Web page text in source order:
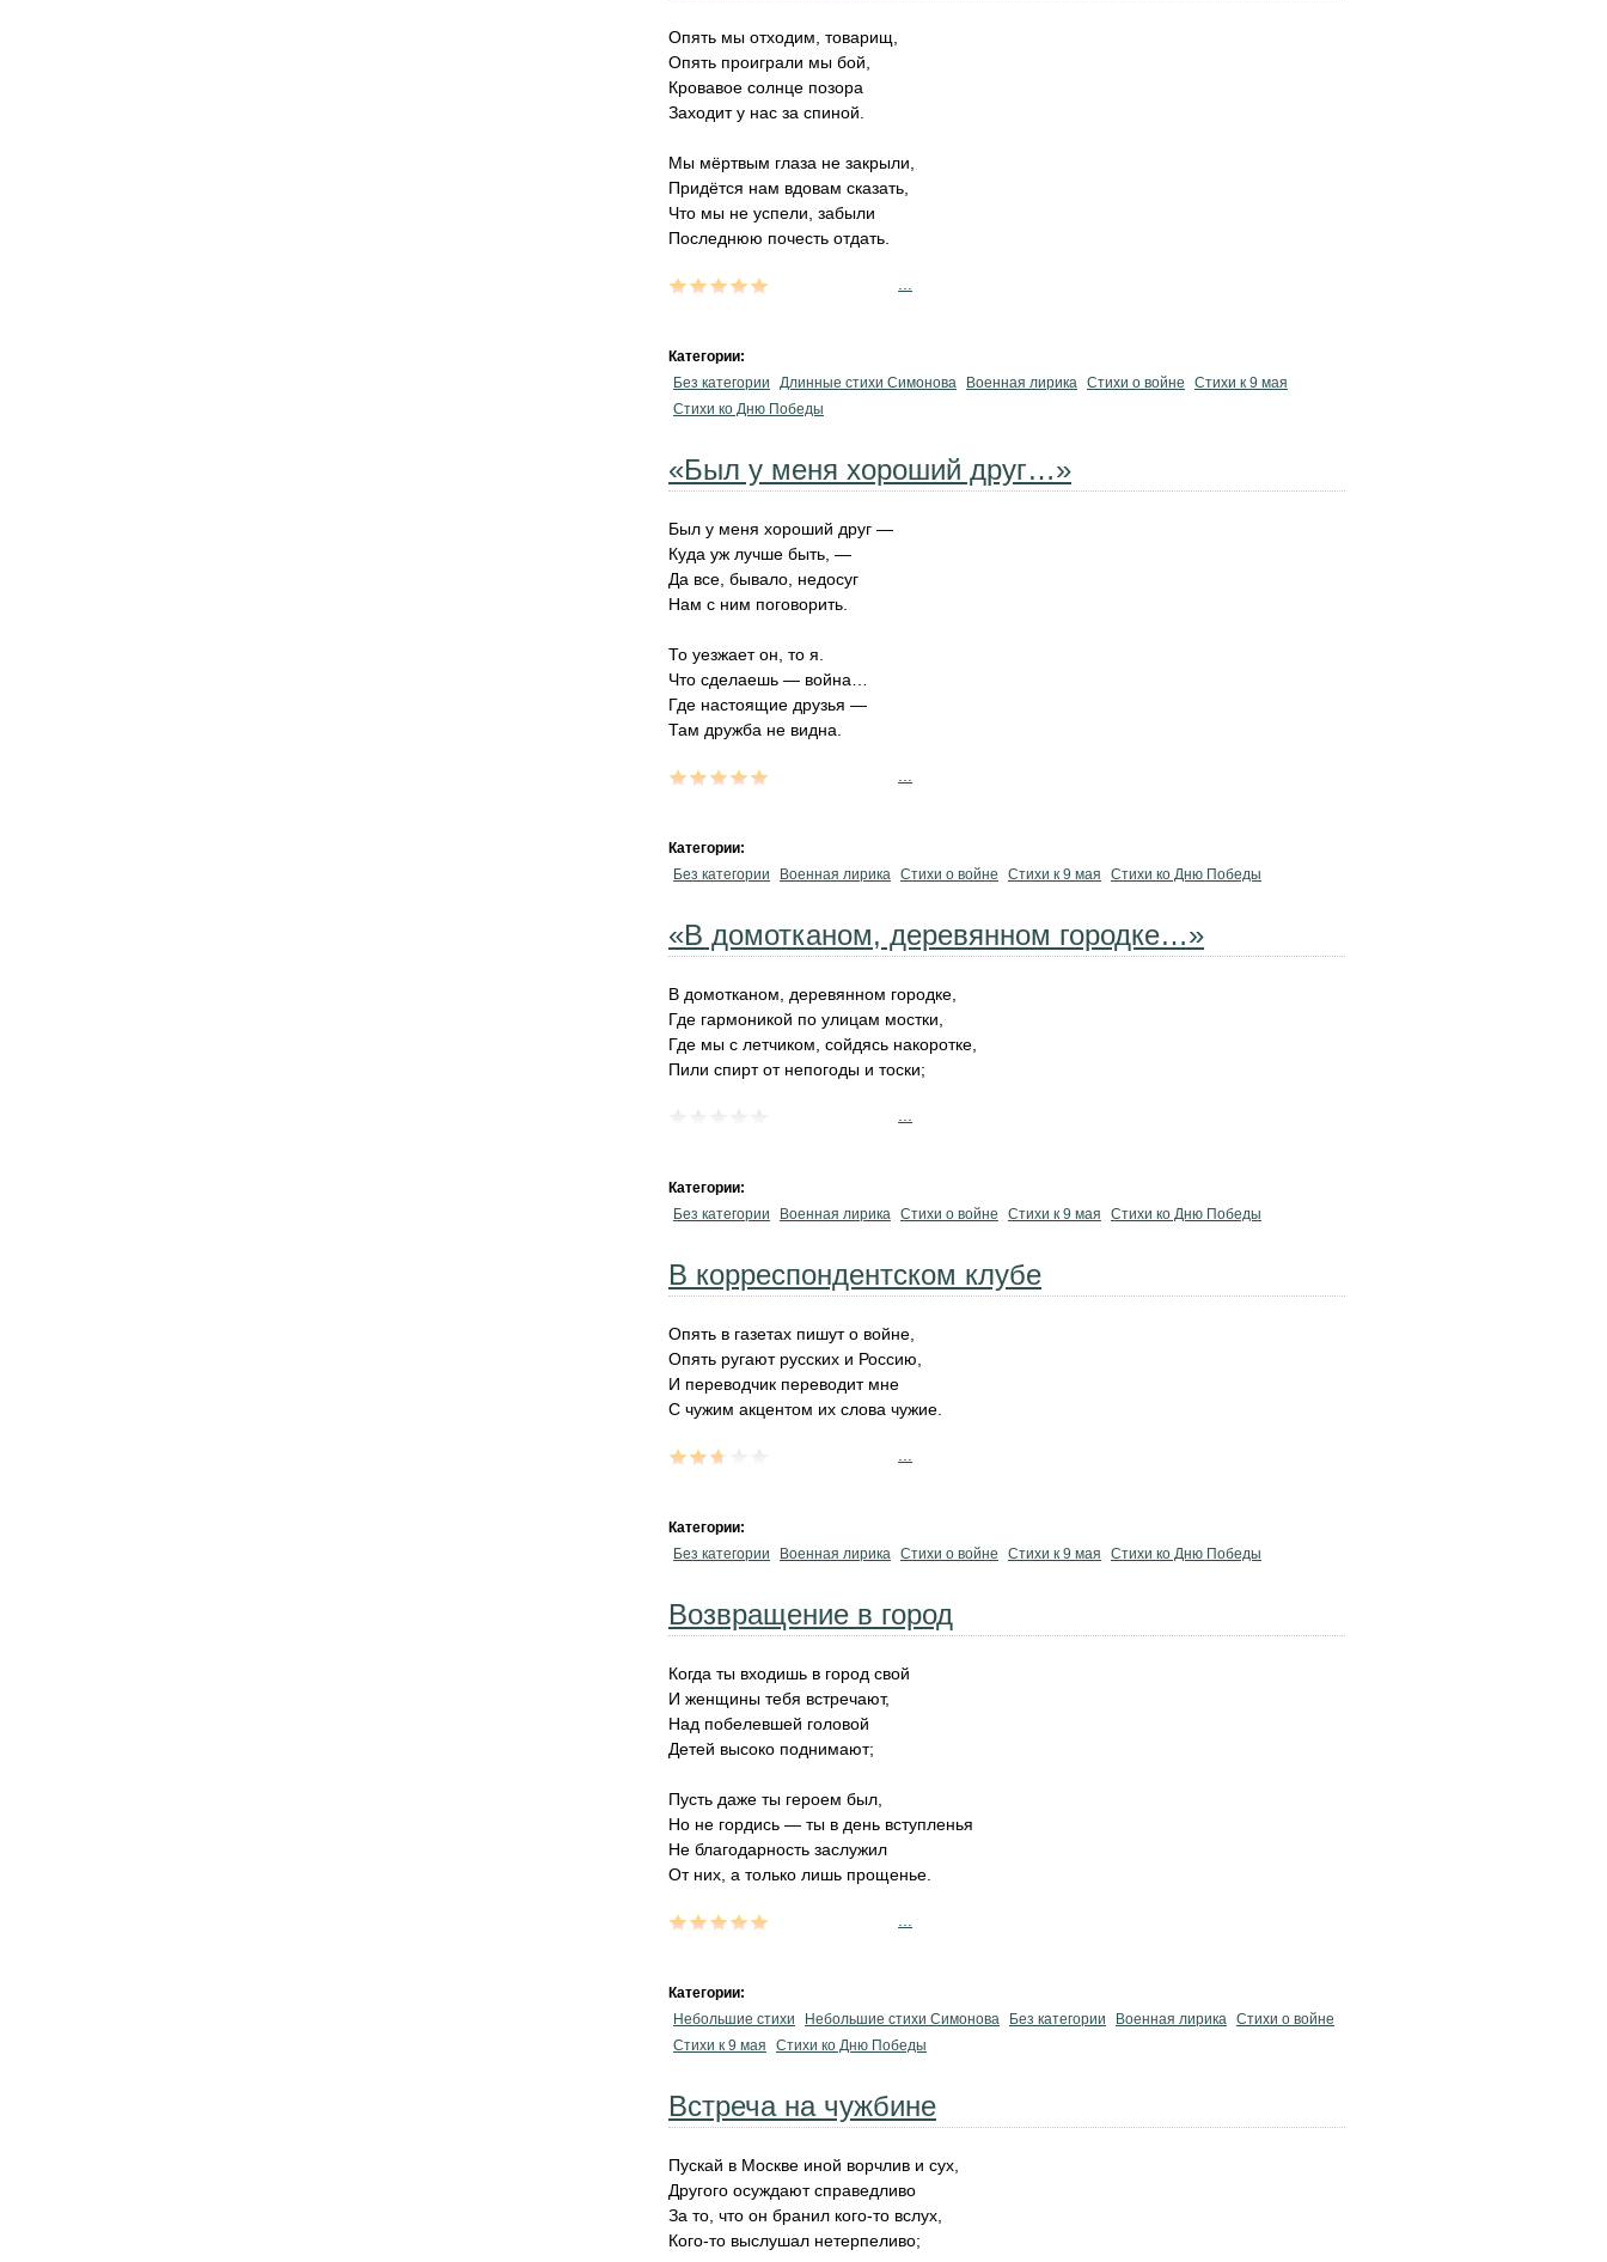
Опять мы отходим, товарищ,
Опять проиграли мы бой,
Кровавое солнце позора
Заходит у нас за спиной.
Мы мёртвым глаза не закрыли,
Придётся нам вдовам сказать,
Что мы не успели, забыли
Последнюю почесть отдать.
Категории:
Без категории
Длинные стихи Симонова Военная лирика Стихи о войне
Стихи к 9 мая
Стихи ко Дню Победы
«Был у меня хороший друг…»
Был у меня хороший друг —
Куда уж лучше быть, —
Да все, бывало, недосуг
Нам с ним поговорить.
То уезжает он, то я.
Что сделаешь — война…
Где настоящие друзья —
Там дружба не видна.
Категории:
Без категории
Военная лирика Стихи о войне Стихи к 9 мая Стихи ко Дню Победы
«В домотканом, деревянном городке…»
В домотканом, деревянном городке,
Где гармоникой по улицам мостки,
Где мы с летчиком, сойдясь накоротке,
Пили спирт от непогоды и тоски;
Категории:
Без категории
Военная лирика Стихи о войне Стихи к 9 мая Стихи ко Дню Победы
В корреспондентском клубе
Опять в газетах пишут о войне,
Опять ругают русских и Россию,
И переводчик переводит мне
С чужим акцентом их слова чужие.
Категории:
Без категории
Военная лирика Стихи о войне Стихи к 9 мая Стихи ко Дню Победы
Возвращение в город
Когда ты входишь в город свой
И женщины тебя встречают,
Над побелевшей головой
Детей высоко поднимают;
Пусть даже ты героем был,
Но не гордись — ты в день вступленья
Не благодарность заслужил
От них, а только лишь прощенье.
Категории:
Небольшие стихи
Небольшие стихи Симонова Без категории Военная лирика Стихи о войне
Стихи к 9 мая
Стихи ко Дню Победы
Встреча на чужбине
Пускай в Москве иной ворчлив и сух,
Другого осуждают справедливо
За то, что он бранил кого-то вслух,
Кого-то выслушал нетерпеливо;